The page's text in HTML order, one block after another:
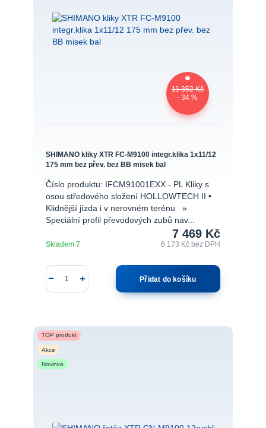
11 352 Kč
- 34 %
SHIMANO kliky XTR FC-M9100 integr.klika 1x11/12
175 mm bez přev. bez BB misek bal
Číslo produktu: IFCM91001EXX - PL Kliky s
osou středového složení HOLLOWTECH II •
Klidnější jízda i v nerovném terénu »
Speciální profil převodových zubů nav...
7 469 Kč
6 173 Kčbez DPH
Skladem 7
Přidat do košíku
TOP produkt
Akce
Novinka